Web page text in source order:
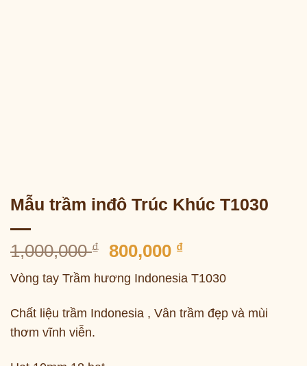
Mẫu trầm inđô Trúc Khúc T1030
1,000,000₫
Giá
là:
1,000,000 ₫.
800,000 ₫Giá
tại
là:
800,000 ₫.
Vòng tay Trầm hương Indonesia T1030
Chất liệu trầm Indonesia , Vân trầm đẹp và mùi
thơm vĩnh viễn.